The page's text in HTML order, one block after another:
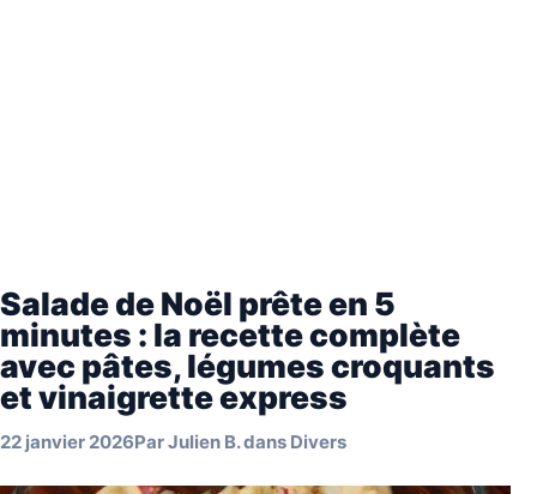
Salade de Noël prête en 5
minutes : la recette complète
avec pâtes, légumes croquants
et vinaigrette express
22 janvier 2026ParJulien B.dans Divers